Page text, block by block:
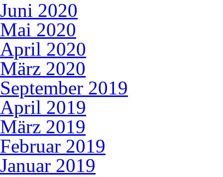
Juni 2020
Mai 2020
April 2020
März 2020
September 2019
April 2019
März 2019
Februar 2019
Januar 2019